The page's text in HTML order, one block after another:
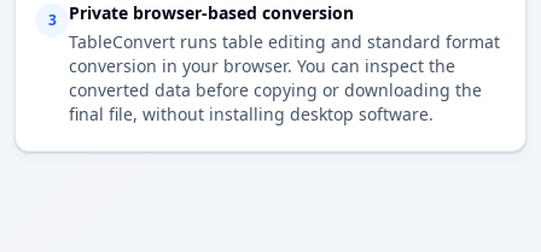
3
Private browser-based conversion
TableConvert runs table editing and standard format
conversion in your browser. You can inspect the
converted data before copying or downloading the
final file, without installing desktop software.